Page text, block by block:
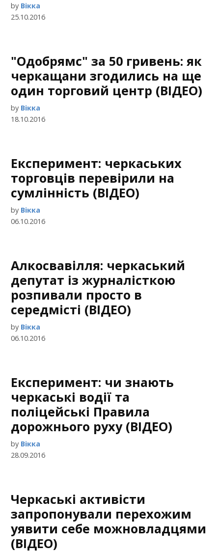
by Вікка
25.10.2016
"Одобрямс" за 50 гривень: як
черкащани згодились на ще
один торговий центр (ВІДЕО)
by Вікка
18.10.2016
Експеримент: черкаських
торговців перевірили на
сумлінність (ВІДЕО)
by Вікка
06.10.2016
Алкосвавілля: черкаський
депутат із журналісткою
розпивали просто в
середмісті (ВІДЕО)
by Вікка
06.10.2016
Експеримент: чи знають
черкаські водії та
поліцейські Правила
дорожнього руху (ВІДЕО)
by Вікка
28.09.2016
Черкаські активісти
запропонували перехожим
уявити себе можновладцями
(ВІДЕО)